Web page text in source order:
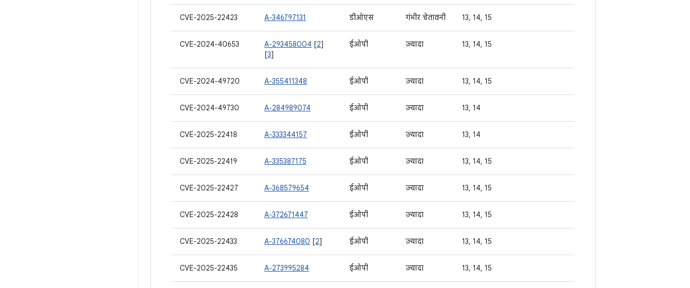
CVE-2025-22423 A-346797131 डीओएस गंभीर चेतावनी 13, 14, 15
CVE-2024-40653 A-293458004 [2]
[3]
ईओपी ज़्यादा 13, 14, 15
CVE-2024-49720 A-355411348 ईओपी ज़्यादा 13, 14, 15
CVE-2024-49730 A-284989074 ईओपी ज़्यादा 13, 14
CVE-2025-22418 A-333344157 ईओपी ज़्यादा 13, 14
CVE-2025-22419 A-335387175 ईओपी ज़्यादा 13, 14, 15
CVE-2025-22427 A-368579654 ईओपी ज़्यादा 13, 14, 15
CVE-2025-22428 A-372671447 ईओपी ज़्यादा 13, 14, 15
CVE-2025-22433 A-376674080 [2] ईओपी ज़्यादा 13, 14, 15
CVE-2025-22435 A-273995284 ईओपी ज़्यादा 13, 14, 15